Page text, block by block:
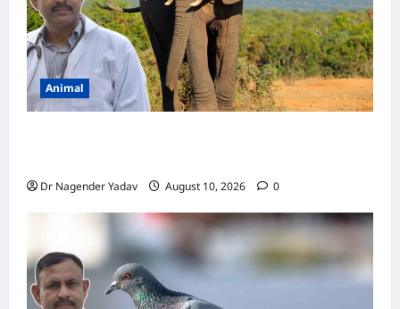
Animal
Dr Nagender Yadav August 10, 2026 0